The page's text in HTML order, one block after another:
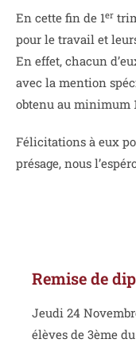
En cette fin de 1er
pour le travail et
En effet, chacun
avec la mention
obtenu au minimum
Félicitations à eux
présage, nous
Remise de
Jeudi 24
élèves de 3ème